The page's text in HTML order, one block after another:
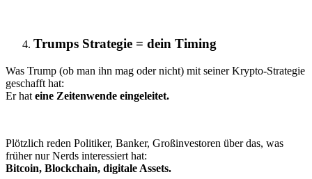
Trumps Strategie = dein Timing
Was Trump (ob man ihn mag oder nicht) mit seiner Krypto-Strategie
geschafft hat:
Er hat eine Zeitenwende eingeleitet.
Plötzlich reden Politiker, Banker, Großinvestoren über das, was
früher nur Nerds interessiert hat:
Bitcoin, Blockchain, digitale Assets.